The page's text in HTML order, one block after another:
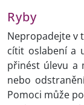
Ryby
Nepropadejte v
cítit oslabení a
přinést úlevu a
nebo
Pomoci může